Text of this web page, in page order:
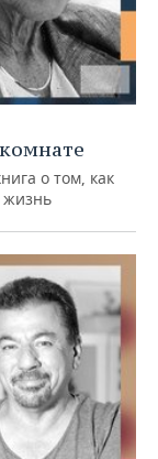
о том, как
жизнь